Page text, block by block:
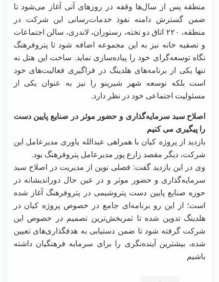
منطقه پس از سال‌ها وقفه در روزهای آتی آغاز می‌شود تا
ضمن گسترش دامنه نفوذ خدمات‌رسانی این شرکت در
منطقه، ۲۲۰ اتاق دو تخته، رستوران، لاندری، سالن اجتماعات
و تصفیه خانه نیز به این مجموعه اضافه شود تا پتروفرهنگ
نگاه توسعه‌گرای خود را پیاده‌سازی نماید. ساخت این هتل نه
تنها یکی از برنامه‌های هلدینگ در فراگیری فعالیت‌های خود
است بلکه توسعه شهر شیرینو را نیز به عنوان یکی از
مسئولیت اجتماعی خود در نظر دارد.
اصلاح سبد سرمایه‌گذاری و حضور موثر در صنایع پایین دست
را پیگیری می کنیم
بازدید از پروژه کیان با همراهی عبدالله یاوری مدیرعامل این
شرکت، دیگر مقصد زارع پور مدیرعامل پتروفرهنگ بود.
وی در این بازدید گفت: فصلی نوین از مدیریت در اصلاح سبد
سرمایه‌گذاری و حضور موثر و در عین حال دوراندیشانه در
حوزه صنایع پایین دست پتروشیمی در پتروفرهنگ آغاز شده
است؛ از این رو برنامه‌ای جامع در خصوص پروژه کیان در
هلدینگ تدوین شده تا ثمربخش‌ترین تصمیم در خصوص این
شرکت گرفته شود تا ضمن دستیابی به هدفگذاری‌های تعیین
شده، بیشترین آینده‌نگری را برای سرمایه فرهنگیان داشته
باشیم